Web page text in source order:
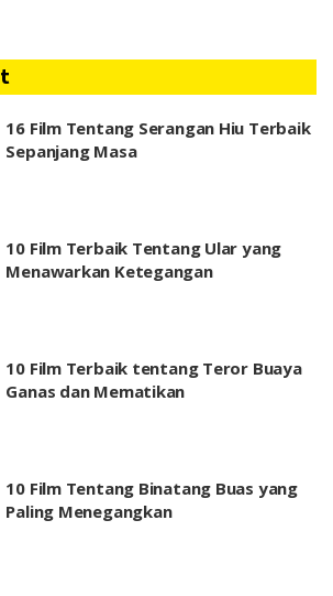
16 Film Tentang Serangan Hiu Terbaik
Sepanjang Masa
10 Film Terbaik Tentang Ular yang
Menawarkan Ketegangan
10 Film Terbaik tentang Teror Buaya
Ganas dan Mematikan
10 Film Tentang Binatang Buas yang
Paling Menegangkan